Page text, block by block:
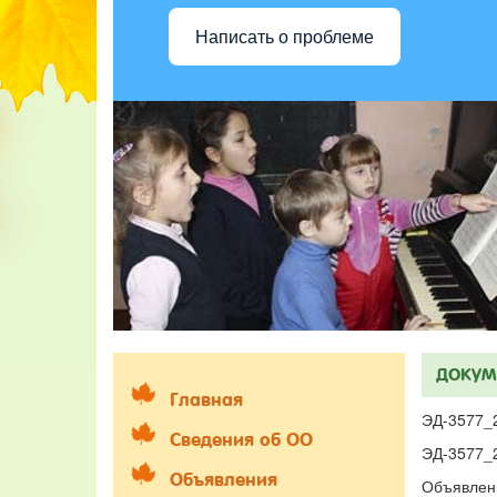
Написать о проблеме
Главная
Сведения об ОО
Объявления
ЭД-
ЭД-